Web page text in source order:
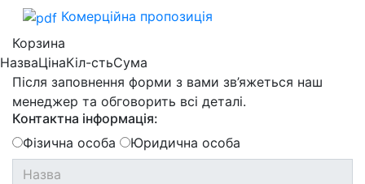
Комерційна пропозиція
Корзина
НазваЦінаКіл-стьСума
Після заповнення форми з вами зв’яжеться наш
менеджер та обговорить всі деталі.
Контактна інформація:
Фізична особа
Юридична особа